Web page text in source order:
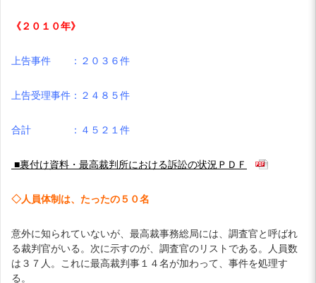
《２０１０年》
上告事件 ：２０３６件
上告受理事件：２４８５件
合計 ：４５２１件
■裏付け資料・最高裁判所における訴訟の状況ＰＤＦ
◇人員体制は、たったの５０名
意外に知られていないが、最高裁事務総局には、調査官と呼ばれ
る裁判官がいる。次に示すのが、調査官のリストである。人員数
は３７人。これに最高裁判事１４名が加わって、事件を処理す
る。